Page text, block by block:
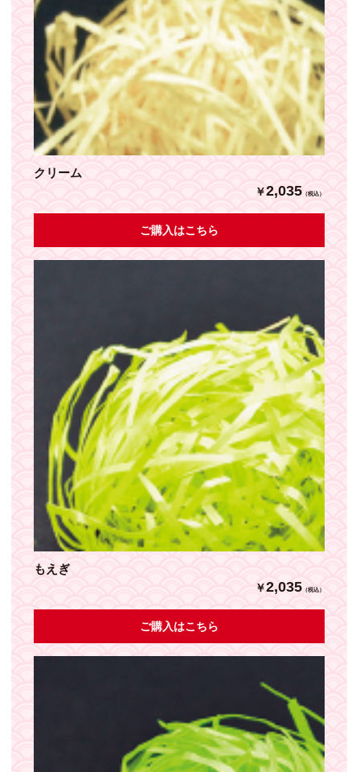
クリーム
￥2,035 （税込）
ご購入はこちら
もえぎ
￥2,035 （税込）
ご購入はこちら